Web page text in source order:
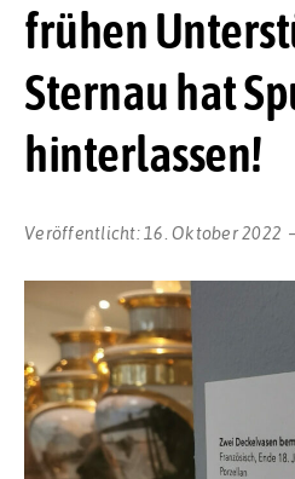
frühen
Sternau hat
hinterlassen!
Veröffentlicht: 16. Oktober 2022